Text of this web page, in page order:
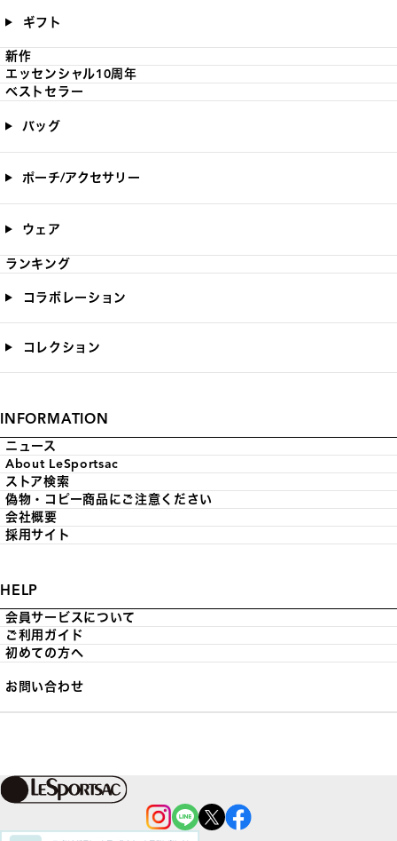
ギフト
新作
エッセンシャル10周年
ベストセラー
バッグ
ポーチ/アクセサリー
ウェア
ランキング
コラボレーション
コレクション
INFORMATION
ニュース
About LeSportsac
ストア検索
偽物・コピー商品にご注意ください
会社概要
採用サイト
HELP
会員サービスについて
ご利用ガイド
初めての方へ
お問い合わせ